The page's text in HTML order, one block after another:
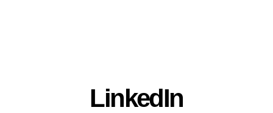
LinkedIn